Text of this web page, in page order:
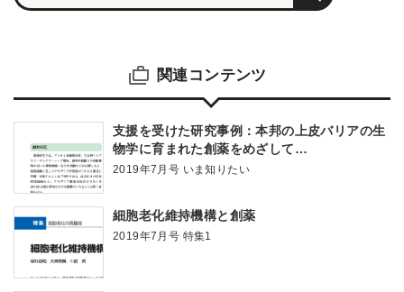
関連コンテンツ
支援を受けた研究事例：本邦の上皮バリアの生
物学に育まれた創薬をめざして
―BINDS（PDIS）の支援を受けて 使ってみま
2019年7月号 いま知りたい
細胞老化維持機構と創薬
2019年7月号 特集1